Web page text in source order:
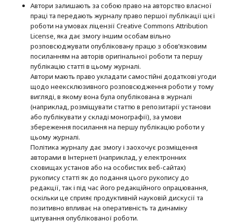
Автори залишають за собою право на авторство власної
праці та передають журналу право першої публікації цієї
роботи на умовах ліцензії Creative Commons Attribution
License, яка дає змогу іншим особам вільно
розповсюджувати опубліковану працю з обов’язковим
посиланням на авторів оригінальної роботи та першу
публікацію статті в цьому журналі.
Автори мають право укладати самостійні додаткові угоди
щодо неексклюзивного розповсюдження роботи у тому
вигляді, в якому вона була опублікована в журналі
(наприклад, розміщувати статтю в репозитарії установи
або публікувати у складі монографії), за умови
збереження посилання на першу публікацію роботи у
цьому журналі.
Політика журналу дає змогу і заохочує розміщення
авторами в Інтернеті (наприклад, у електронних
сховищах установ або на особистих веб-сайтах)
рукопису статті як до подання цього рукопису до
редакції, так і під час його редакційного опрацювання,
оскільки це сприяє продуктивній науковій дискусії та
позитивно впливає на оперативність та динаміку
цитування опублікованої роботи.